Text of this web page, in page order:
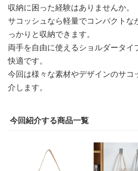
収納に困った経験はありませんか。
サコッシュなら軽量でコンパクトな
っかりと収納できます。
両手を自由に使えるショルダータイ
快適です。
今回は様々な素材やデザインのサコ
介します。
今回紹介する商品一覧